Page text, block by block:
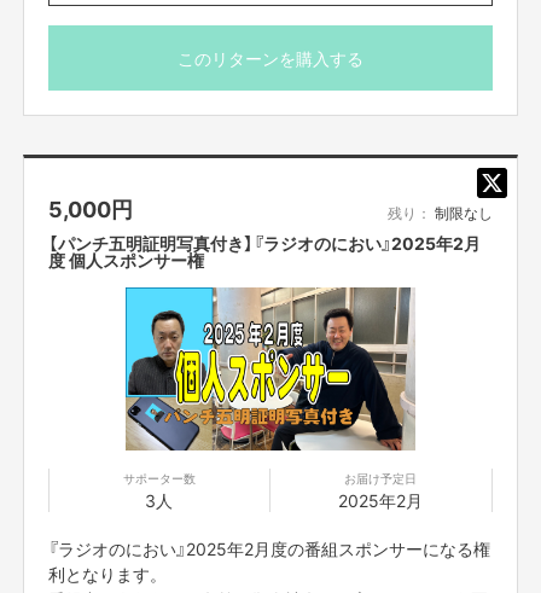
※イラスト、吹き出し部分は直筆、カレンダー部分は印刷
ます。ご指定がない場合はアカウント名で書かせていただ
※吹き出し内、希望するコメントや台詞がございましたら
20文字以内でご指定ください。ご指定がない場合は五明本
人が感謝のコメントを書かせていただきます。
※送料はご支援額に含まれております
※国内発送のみに限らせていただきます
【大喜利動画】
12月のお題で大喜利やりました！
12月放送の大喜利コーナーで出題されたお題で、五明が大
喜利をしている30分ほどの動画になります。
※動画データを別途FANY Crowdfundingのメッセージ機能
※公開期間は2025年3月31日までとなります
このリターンを購入する
5,000円 残り： 制限なし
【パンチ五明証明写真付き】『ラジオのにおい』2025年2月
度 個人スポンサー権
サポーター数
3人
お届け予定日
2025年2月
『ラジオのにおい』2025年2月度の番組スポンサーになる権
利となります。